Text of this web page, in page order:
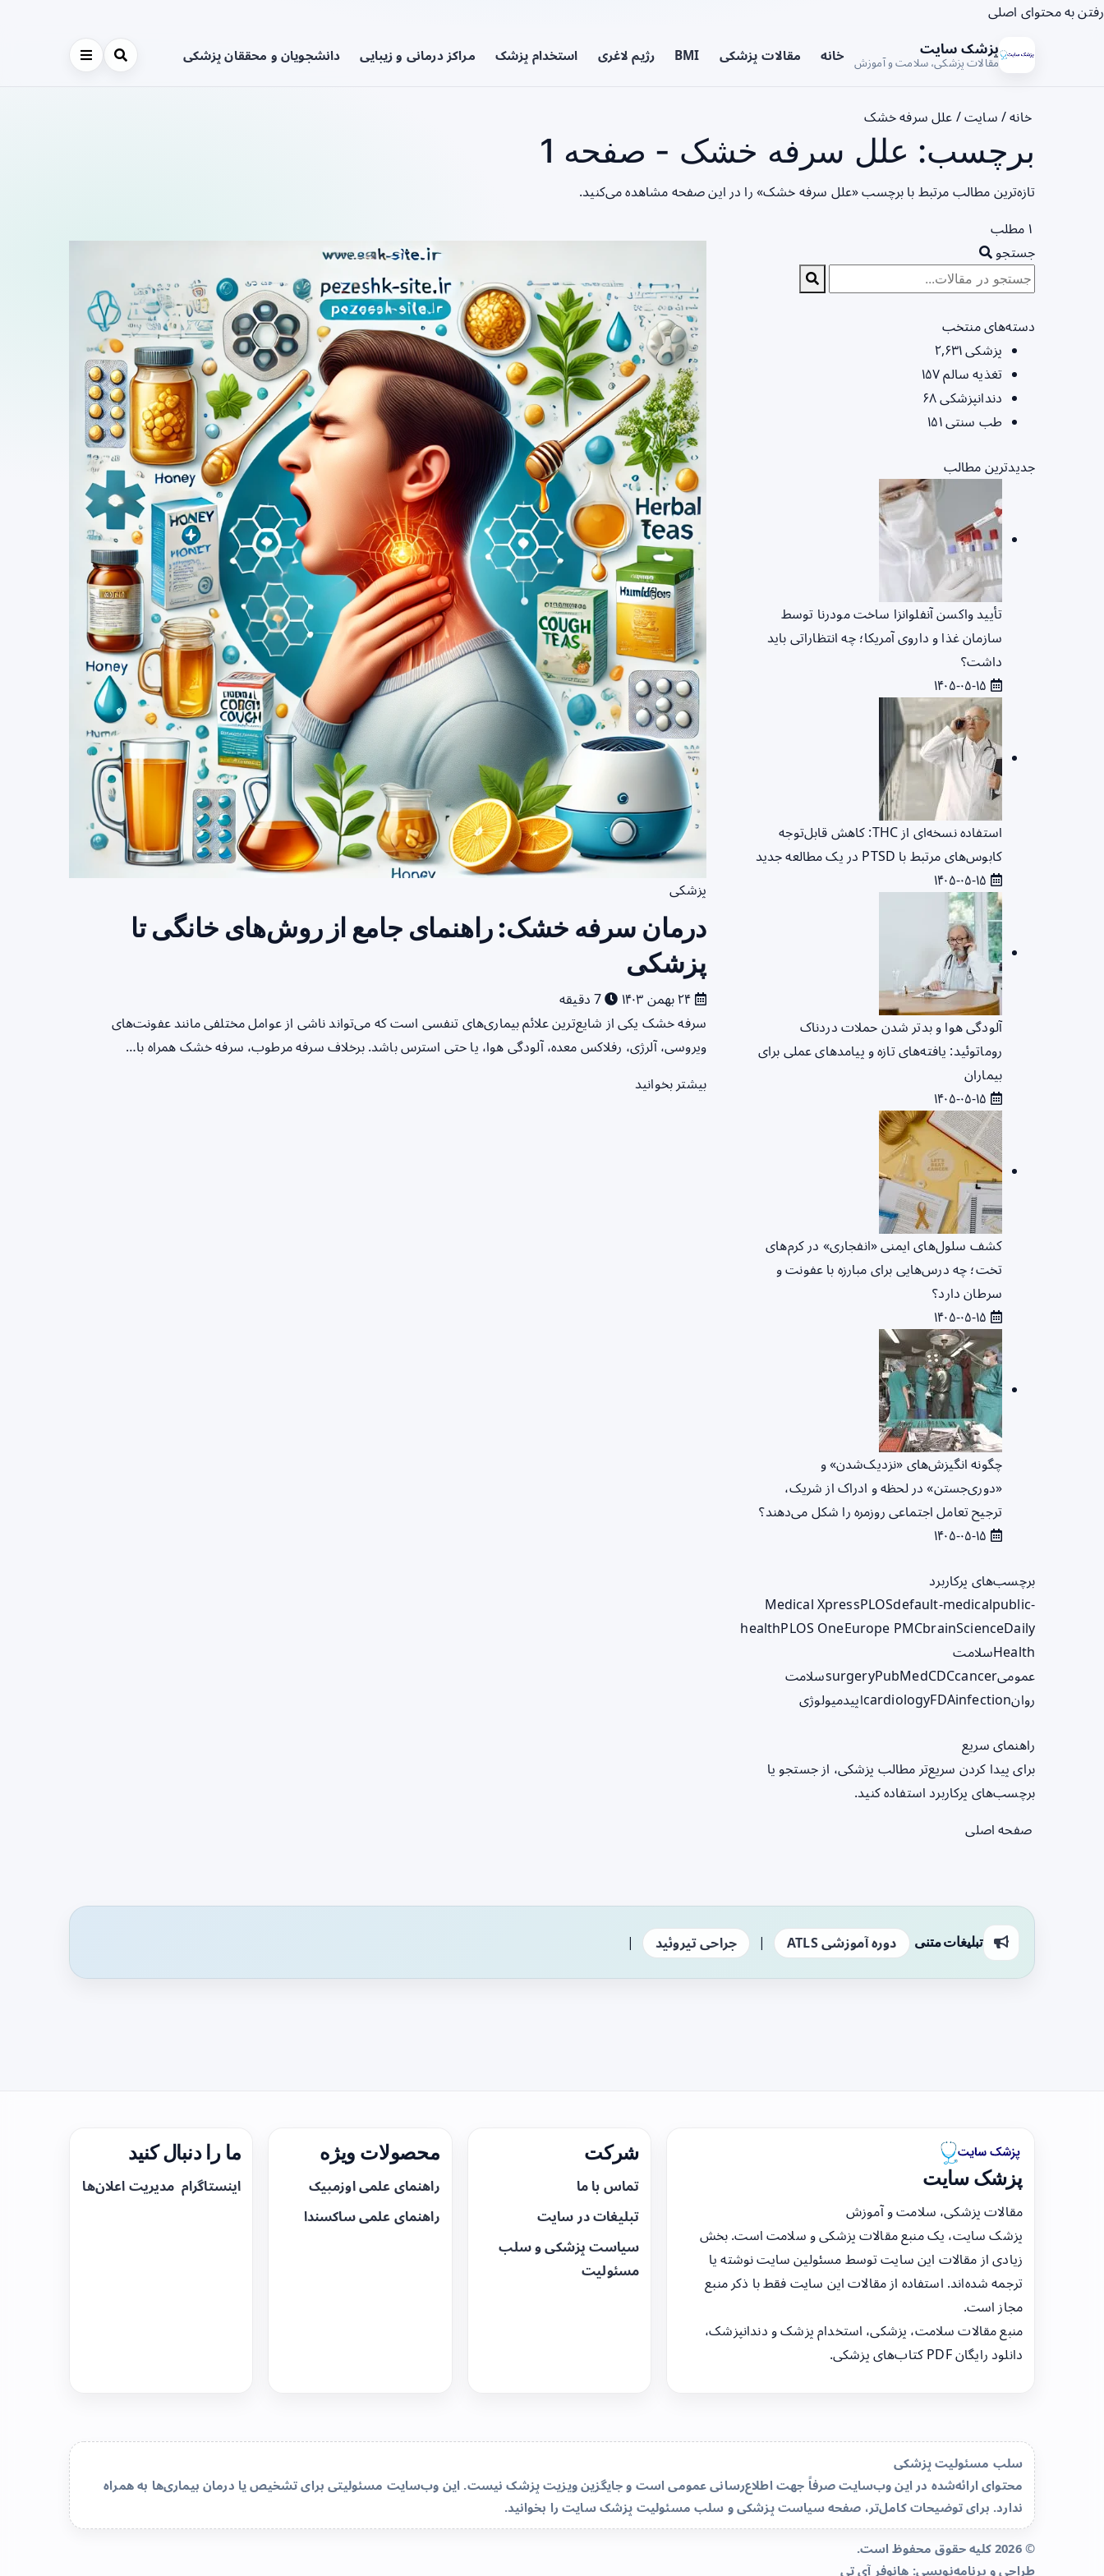
رفتن به محتوای اصلی
پزشک سایت
مقالات پزشکی، سلامت و آموزش خانه مقالات پزشکی BMI رژیم لاغری استخدام پزشک مراکز درمانی و زیبایی دانشجویان و محققان پزشکی
خانه/ سایت/ علل سرفه خشک
برچسب: علل سرفه خشک - صفحه 1
تازه‌ترین مطالب مرتبط با برچسب «علل سرفه خشک» را در این صفحه مشاهده می‌کنید.
۱ مطلب
پزشکی
درمان سرفه خشک: راهنمای جامع از روش‌های خانگی تا
پزشکی
7 دقیقه
سرفه خشک یکی از شایع‌ترین علائم بیماری‌های تنفسی است که می‌تواند ناشی از عوامل مختلفی مانند عفونت‌های
ویروسی، آلرژی، رفلاکس معده، آلودگی هوا، یا حتی استرس باشد. برخلاف سرفه مرطوب، سرفه خشک همراه با…
بیشتر بخوانید
جستجو
دسته‌های منتخب
پزشکی۲,۶۳۱
تغذیه سالم۱۵۷
دندانپزشکی۶۸
طب سنتی۱۵۱
جدیدترین مطالب
تأیید واکسن آنفلوانزا ساخت مودرنا توسط
سازمان غذا و داروی آمریکا؛ چه انتظاراتی باید
داشت؟
استفاده نسخه‌ای از THC: کاهش قابل‌توجه
کابوس‌های مرتبط با PTSD در یک مطالعه جدید
آلودگی هوا و بدتر شدن حملات دردناک
روماتوئید: یافته‌های تازه و پیامدهای عملی برای
بیماران
کشف سلول‌های ایمنی «انفجاری» در کرم‌های
تخت؛ چه درس‌هایی برای مبارزه با عفونت و
سرطان دارد؟
چگونه انگیزش‌های «نزدیک‌شدن» و
«دوری‌جستن» در لحظه و ادراک از شریک،
ترجیح تعامل اجتماعی روزمره را شکل می‌دهند؟
برچسب‌های پرکاربرد
Medical XpressPLOSdefault-medicalpublic-
healthPLOS OneEurope PMCbrainScienceDaily
Healthسلامت
عمومی
surgeryPubMedCDCcancer
سلامت
روان
cardiologyFDAinfection اپیدمیولوژی
راهنمای سریع
برای پیدا کردن سریع‌تر مطالب پزشکی، از جستجو یا
برچسب‌های پرکاربرد استفاده کنید.
صفحه اصلی
تبلیغات متنی دوره آموزشی ATLS | جراحی تیروئید |
پزشک سایت
مقالات پزشکی، سلامت و آموزش
پزشک سایت، یک منبع مقالات پزشکی و سلامت است. بخش
زیادی از مقالات این سایت توسط مسئولین سایت نوشته یا
ترجمه شده‌اند. استفاده از مقالات این سایت فقط با ذکر منبع
مجاز است.
منبع مقالات سلامت، پزشکی، استخدام پزشک و دندانپزشک،
دانلود رایگان PDF کتاب‌های پزشکی.
شرکت
تماس با ما
تبلیغات در سایت
سیاست پزشکی و سلب
مسئولیت
محصولات ویژه
راهنمای علمی اوزمپیک
راهنمای علمی ساکسندا
ما را دنبال کنید
اینستاگرام مدیریت اعلان‌ها
سلب مسئولیت پزشکی
محتوای ارائه‌شده در این وب‌سایت صرفاً جهت اطلاع‌رسانی عمومی است و جایگزین ویزیت پزشک نیست. این وب‌سایت مسئولیتی برای تشخیص یا درمان بیماری‌ها به همراه
ندارد. برای توضیحات کامل‌تر، صفحهسیاست پزشکی و سلب مسئولیت پزشک سایترا بخوانید.
© 2026 کلیه حقوق محفوظ است.
طراحی و برنامه‌نویسی: هانوفر آی تی